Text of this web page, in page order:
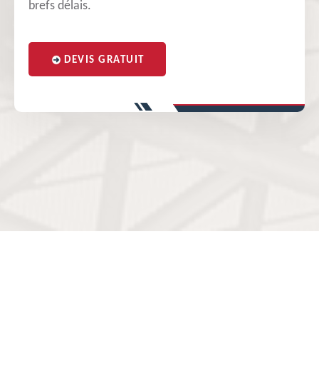
brefs délais.
DEVIS GRATUIT